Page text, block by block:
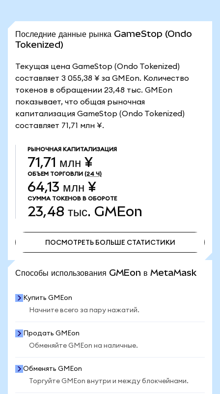
Последние данные рынка GameStop (Ondo
Tokenized)
Текущая цена GameStop (Ondo Tokenized)
составляет 3 055,38 ¥ за GMEon. Количество
токенов в обращении 23,48 тыс. GMEon
показывает, что общая рыночная
капитализация GameStop (Ondo Tokenized)
составляет 71,71 млн ¥.
РЫНОЧНАЯ КАПИТАЛИЗАЦИЯ
71,71 млн ¥
ОБЪЕМ ТОРГОВЛИ (24 Ч)
64,13 млн ¥
СУММА ТОКЕНОВ В ОБОРОТЕ
23,48 тыс. GMEon
ПОСМОТРЕТЬ БОЛЬШЕ СТАТИСТИКИ
Способы использования GMEon в MetaMask
Купить GMEon
Начните всего за пару нажатий.
Продать GMEon
Обменяйте GMEon на наличные.
Обменять GMEon
Торгуйте GMEon внутри и между блокчейнами.